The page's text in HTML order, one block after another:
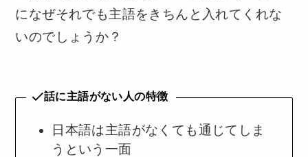
になぜそれでも主語をきちんと入れてくれな
いのでしょうか？
話に主語がない人の特徴
日本語は主語がなくても通じてしま
うという一面